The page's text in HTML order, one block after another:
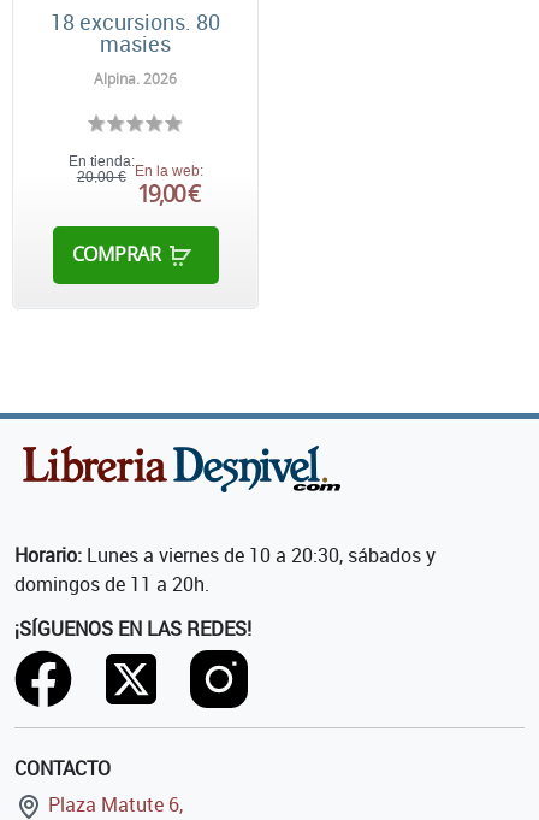
18 excursions. 80
masies
Alpina. 2026
En tienda:
20,00 € En la web:
19,00 €
COMPRAR
Horario: Lunes a viernes de 10 a 20:30, sábados y
domingos de 11 a 20h.
¡SÍGUENOS EN LAS REDES!
CONTACTO
Plaza Matute 6,